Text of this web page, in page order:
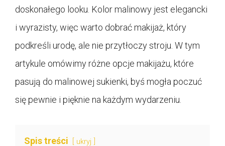
doskonałego looku. Kolor malinowy jest elegancki
i wyrazisty, więc warto dobrać makijaż, który
podkreśli urodę, ale nie przytłoczy stroju. W tym
artykule omówimy różne opcje makijażu, które
pasują do malinowej sukienki, byś mogła poczuć
się pewnie i pięknie na każdym wydarzeniu.
Spis treści ukryj